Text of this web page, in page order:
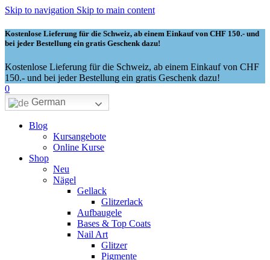
Skip to navigation Skip to main content
Kostenlose Lieferung für die Schweiz, ab einem Einkauf von CHF 150.- und
bei jeder Bestellung ein gratis Geschenk dazu!
Kostenlose Lieferung für die Schweiz, ab einem Einkauf von CHF
150.- und bei jeder Bestellung ein gratis Geschenk dazu!
0
German
Blog
Kursangebote
Online Kurse
Shop
Neu
Nägel
Gellack
Glitzerlack
Aufbaugele
Bases & Top Coats
Nail Art
Glitzer
Pigmente